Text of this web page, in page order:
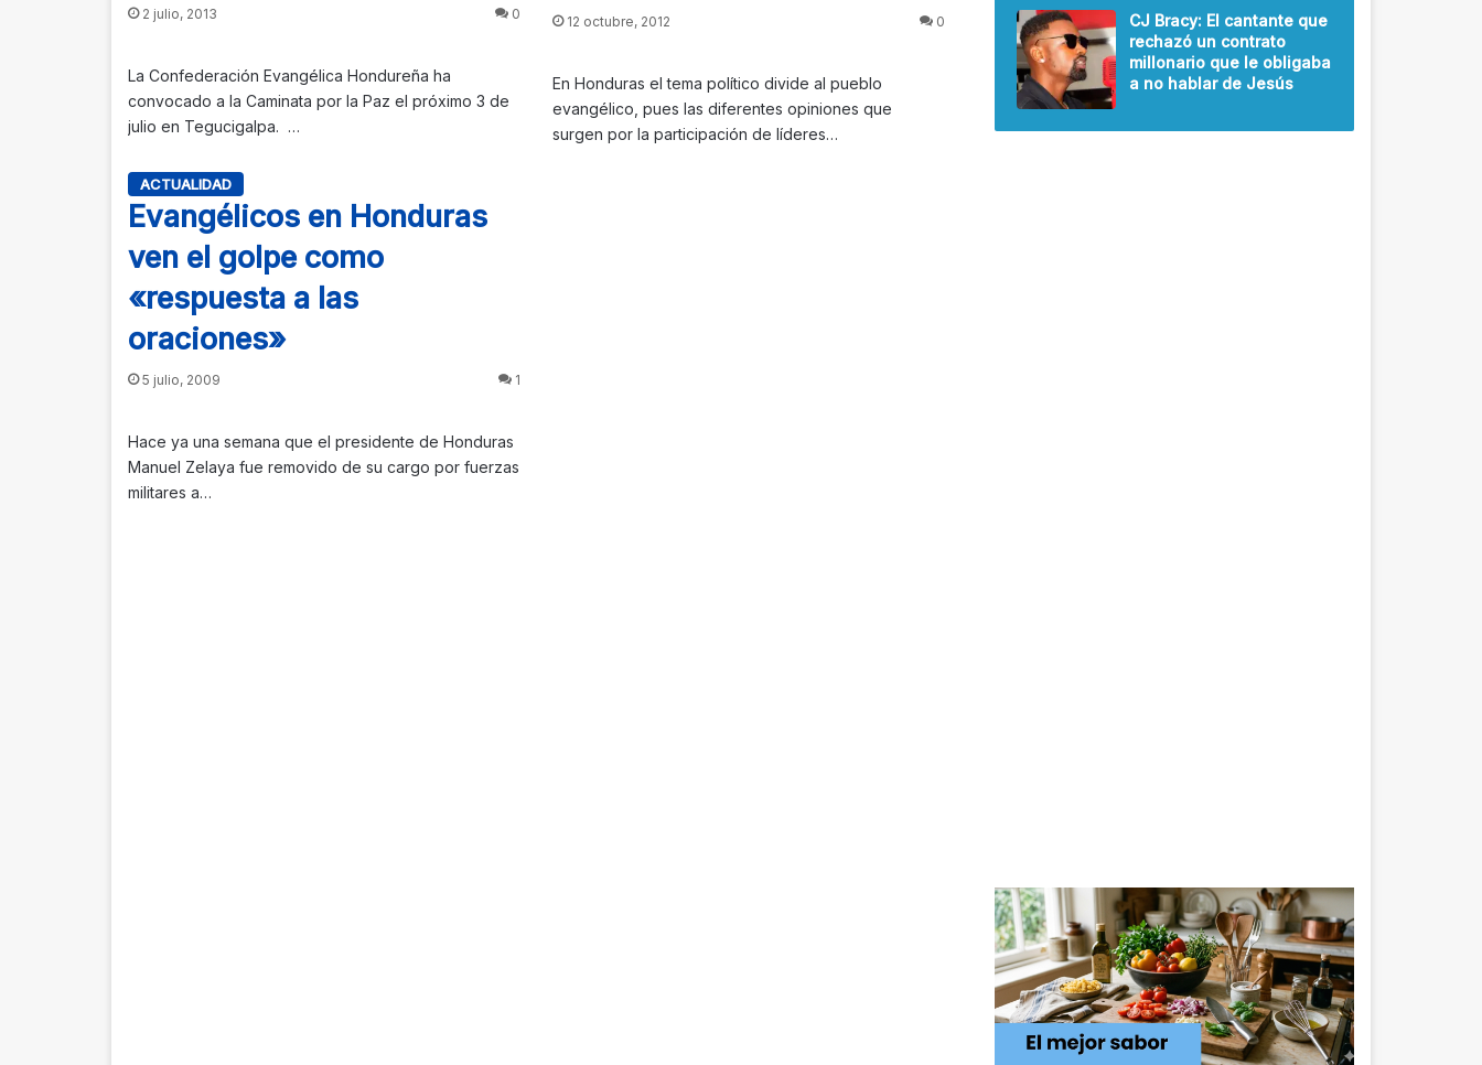
2 julio, 2013 0
La Confederación Evangélica Hondureña ha
convocado a la Caminata por la Paz el próximo 3 de
julio en Tegucigalpa. …
12 octubre, 2012 0
En Honduras el tema político divide al pueblo
evangélico, pues las diferentes opiniones que
surgen por la participación de líderes…
ACTUALIDAD
Evangélicos en Honduras
ven el golpe como
«respuesta a las
oraciones»
5 julio, 2009 1
Hace ya una semana que el presidente de Honduras
Manuel Zelaya fue removido de su cargo por fuerzas
militares a…
CJ Bracy: El cantante que
rechazó un contrato
millonario que le obligaba
a no hablar de Jesús